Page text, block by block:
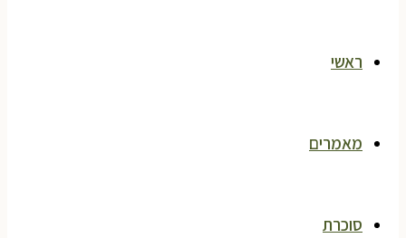
ראשי
מאמרים
סוכרת